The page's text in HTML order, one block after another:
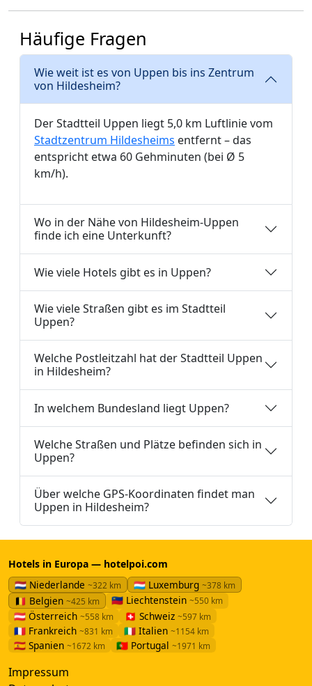
Häufige Fragen
Wie weit ist es von Uppen bis ins Zentrum
von Hildesheim?
Der Stadtteil Uppen liegt 5,0 km Luftlinie vom
Stadtzentrum Hildesheims entfernt – das
entspricht etwa 60 Gehminuten (bei Ø 5
km/h).
Wo in der Nähe von Hildesheim-Uppen
finde ich eine Unterkunft?
Wie viele Hotels gibt es in Uppen?
Wie viele Straßen gibt es im Stadtteil
Uppen?
Welche Postleitzahl hat der Stadtteil Uppen
in Hildesheim?
In welchem Bundesland liegt Uppen?
Welche Straßen und Plätze befinden sich in
Uppen?
Über welche GPS-Koordinaten findet man
Uppen in Hildesheim?
Hotels in Europa — hotelpoi.com
🇳🇱 Niederlande ~322 km 🇱🇺 Luxemburg ~378 km
🇧🇪 Belgien ~425 km 🇱🇮 Liechtenstein ~550 km
🇦🇹 Österreich ~558 km 🇨🇭 Schweiz ~597 km
🇫🇷 Frankreich ~831 km 🇮🇹 Italien ~1154 km
🇪🇸 Spanien ~1672 km 🇵🇹 Portugal ~1971 km
Impressum